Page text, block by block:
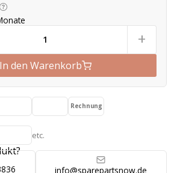
+
In den Warenkorb
Rechnung
etc.
info@sparepartsnow.de